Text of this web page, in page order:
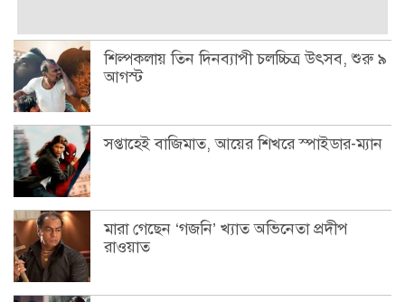
শিল্পকলায় তিন দিনব্যাপী চলচ্চিত্র উৎসব, শুরু ৯
আগস্ট
সপ্তাহেই বাজিমাত, আয়ের শিখরে স্পাইডার-ম্যান
মারা গেছেন ‘গজনি’ খ্যাত অভিনেতা প্রদীপ
রাওয়াত